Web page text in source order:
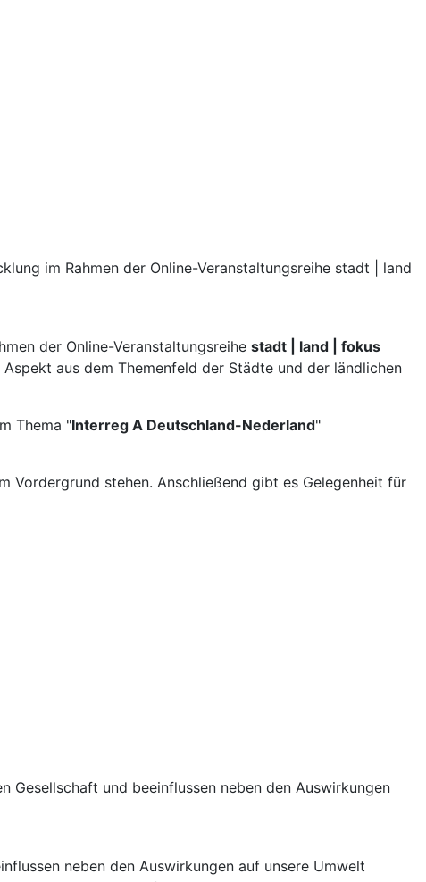
im Rahmen der Online-Veranstaltungsreihe stadt | land
der Online-Veranstaltungsreihe stadt | land | fokus
aus dem Themenfeld der Städte und der ländlichen
Thema "Interreg A Deutschland-Nederland"
Vordergrund stehen. Anschließend gibt es Gelegenheit für
Gesellschaft und beeinflussen neben den Auswirkungen
neben den Auswirkungen auf unsere Umwelt